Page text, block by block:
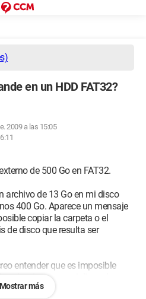
en un HDD FAT32?
2009 a las 15:05
de 500 Go en FAT32.
archivo de 13 Go en mi disco
400 Go. Aparece un mensaje
copiar la carpeta o el
de disco que resulta ser
entender que es imposible
voluminoso en mi disco duro ya
Mostrar más